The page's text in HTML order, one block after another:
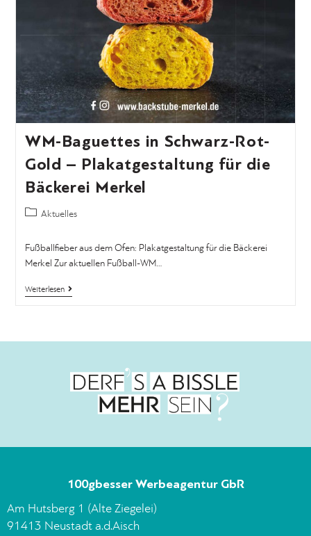
WM-Baguettes in Schwarz-Rot-
Gold – Plakatgestaltung für die
Bäckerei Merkel
Aktuelles
Fußballfieber aus dem Ofen: Plakatgestaltung für die Bäckerei
Merkel Zur aktuellen Fußball-WM…
Weiterlesen
100gbesser Werbeagentur GbR
Am Hutsberg 1 (Alte Ziegelei)
91413 Neustadt a.d.Aisch